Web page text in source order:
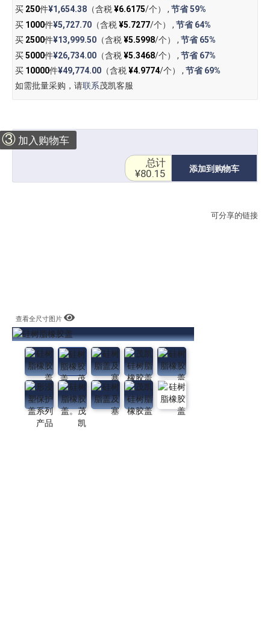
买 250件¥1,654.38（含税¥6.6175/个） , 节省59%
买 1000件¥5,727.70（含税¥5.7277/个） , 节省64%
买 2500件¥13,999.50（含税¥5.5998/个） , 节省65%
买5000件¥26,734.00（含税¥5.3468/个） , 节省67%
买 10000件¥49,774.00（含税¥4.9774/个） , 节省69%
如需批量采购，请联系茂凯客服
③ 加入购物车
添加到购物车
总计
¥80.15
可分享的链接
查看全尺寸图片